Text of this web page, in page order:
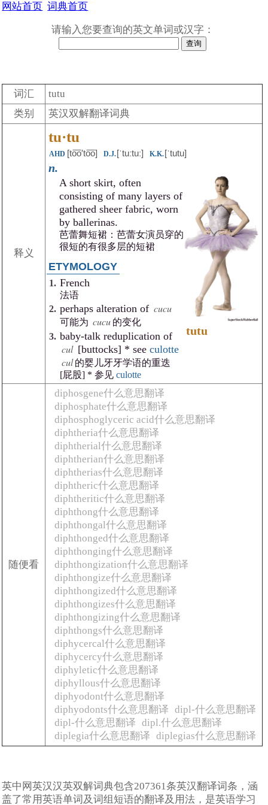
网站首页 词典首页
请输入您要查询的英文单词或汉字：
词汇
tutu
类别
英汉双解翻译词典
释义
tu·tu
AHD [to͞o′to͞o] D.J.[ˈtuːtuː] K.K.[ˈtutu]
n.
tutu
A short skirt, often
consisting of many layers of
gathered sheer fabric, worn
by ballerinas.
芭蕾舞短裙：芭蕾女演员穿的
很短的有很多层的短裙
ETYMOLOGY
French
法语
perhaps alteration of cucu
可能为 cucu 的变化
baby-talk reduplication of
cul [buttocks] * see culotte
cul 的婴儿牙牙学语的重迭
[屁股] * 参见culotte
随便看
diphosgene什么意思翻译
diphosphate什么意思翻译
diphosphoglyceric acid什么意思翻译
diphtheria什么意思翻译
diphtherial什么意思翻译
diphtherian什么意思翻译
diphtherias什么意思翻译
diphtheric什么意思翻译
diphtheritic什么意思翻译
diphthong什么意思翻译
diphthongal什么意思翻译
diphthonged什么意思翻译
diphthonging什么意思翻译
diphthongization什么意思翻译
diphthongize什么意思翻译
diphthongized什么意思翻译
diphthongizes什么意思翻译
diphthongizing什么意思翻译
diphthongs什么意思翻译
diphycercal什么意思翻译
diphycercy什么意思翻译
diphyletic什么意思翻译
diphyllous什么意思翻译
diphyodont什么意思翻译
diphyodonts什么意思翻译 dipl-什么意思翻译
dipl-什么意思翻译 dipl.什么意思翻译
diplegia什么意思翻译 diplegias什么意思翻译
英中网英汉汉英双解词典包含207361条英汉翻译词条，涵
盖了常用英语单词及词组短语的翻译及用法，是英语学习